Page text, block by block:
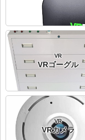
VR
VRゴーグル
VR
VRカメラ